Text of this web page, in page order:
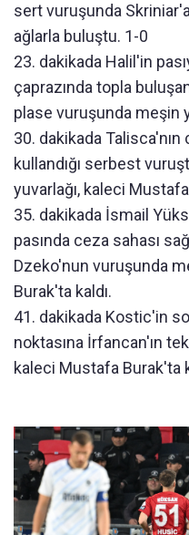
sert vuruşunda
ağlarla buluştu. 1-0
23. dakikada Halil'in
çaprazında topla
plase vuruşunda meşin
30. dakikada Talisca'nın
kullandığı serbest
yuvarlağı, kaleci
35. dakikada İsmail
pasında ceza sahası
Dzeko'nun vuruşunda
Burak'ta kaldı.
41. dakikada Kostic'in
noktasına İrfancan'ın
kaleci Mustafa Burak'ta